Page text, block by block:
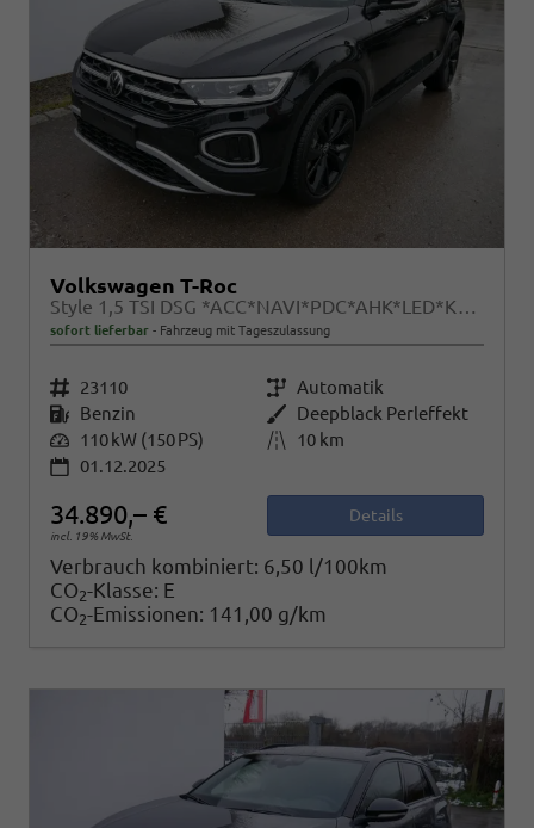
Volkswagen T-Roc
Style 1,5 TSI DSG *ACC*NAVI*PDC*AHK*LED*KAMERA*TEMPOMAT*19-ZOLL
sofort lieferbar Fahrzeug mit Tageszulassung
Fahrzeugnr. 23110 Getriebe Automatik
Kraftstoff Benzin Außenfarbe Deepblack Perleffekt
Leistung 110 kW (150 PS) Kilometerstand
10 km
01.12.2025
34.890,– €
incl. 19% MwSt.
Details
Verbrauch kombiniert: 6,50 l/100km
CO2-Klasse: E
CO2-Emissionen: 141,00 g/km